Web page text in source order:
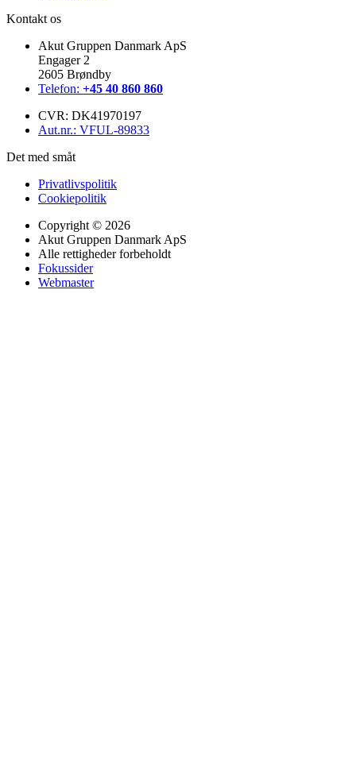
Kontakt os
Akut Gruppen Danmark ApS
Engager 2
2605 Brøndby
Telefon: +45 40 860 860
CVR: DK41970197
Aut.nr.: VFUL-89833
Det med småt
Privatlivspolitik
Cookiepolitik
Copyright © 2026
Akut Gruppen Danmark ApS
Alle rettigheder forbeholdt
Fokussider
Webmaster